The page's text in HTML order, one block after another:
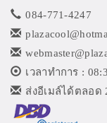
084-771-4247
เวลาทำการ :
ส่งอีเมล์ได้ตลอด